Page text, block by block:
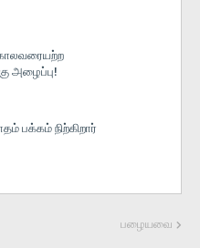
அழைப்பு!
பக்கம் நிற்கிறார்
பழையவை